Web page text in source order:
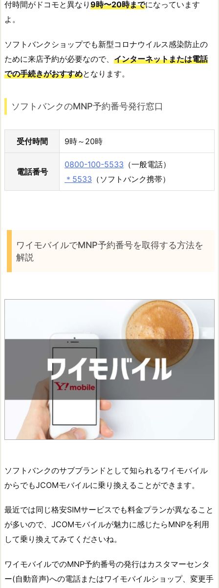
付時間がドコモと異なり 9時〜20時までになっています
よ。
ソフトバンクショップでも新型コロナウイルス感染防止の
ために来店予約が必要なので、 インターネットまたは電話
での手続きがおすすめとなります。
ソフトバンクのMNP予約番号発行窓口
受付時間 9時～20時
電話番号
0800-100-5533 （一般電話）
＊5533 （ソフトバンク携帯）
ワイモバイルでMNP予約番号を取得する方法を
解説
ソフトバンクのサブブランドとして知られるワイモバイル
からでもJCOMモバイルに乗り換えることができます。
最近では同じ格安SIMサービスでも料金プランが異なること
が多いので、JCOMモバイルが魅力に感じたらMNPを利用
して乗り換えてみてくださいね。
ワイモバイルでのMNP予約番号の発行はカスタマーセンタ
ー(自動音声)への電話またはワイモバイルショップ、変更手